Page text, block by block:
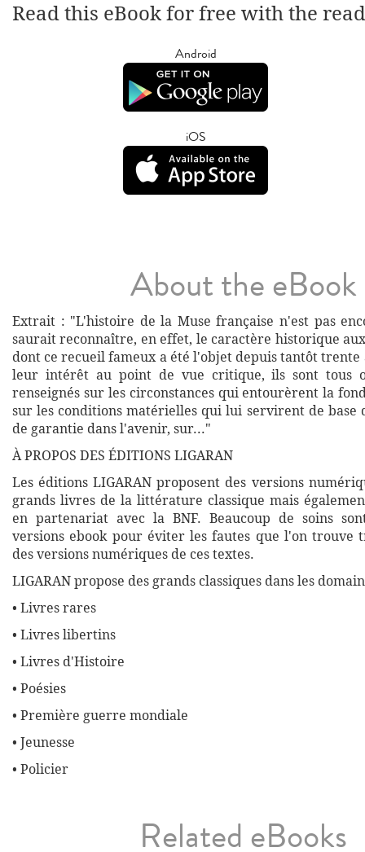
Read this eBook for free with the
Android
iOS
About the eBook
Extrait : "L'histoire de la Muse française n'est pas
saurait reconnaître, en effet, le caractère historique
dont ce recueil fameux a été l'objet depuis tantôt trente
leur intérêt au point de vue critique, ils sont tous
renseignés sur les circonstances qui entourèrent la
sur les conditions matérielles qui lui servirent de base
de garantie dans l'avenir, sur..."
À PROPOS DES ÉDITIONS LIGARAN
Les éditions LIGARAN proposent des versions
grands livres de la littérature classique mais
en partenariat avec la BNF. Beaucoup de soins
versions ebook pour éviter les fautes que l'on trouve
des versions numériques de ces textes.
LIGARAN propose des grands classiques dans les
• Livres rares
• Livres libertins
• Livres d'Histoire
• Poésies
• Première guerre mondiale
• Jeunesse
• Policier
Related eBooks